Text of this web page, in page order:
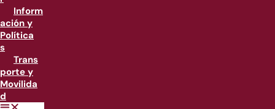
Inform
ación y
Política
s
Trans
porte y
Movilida
d